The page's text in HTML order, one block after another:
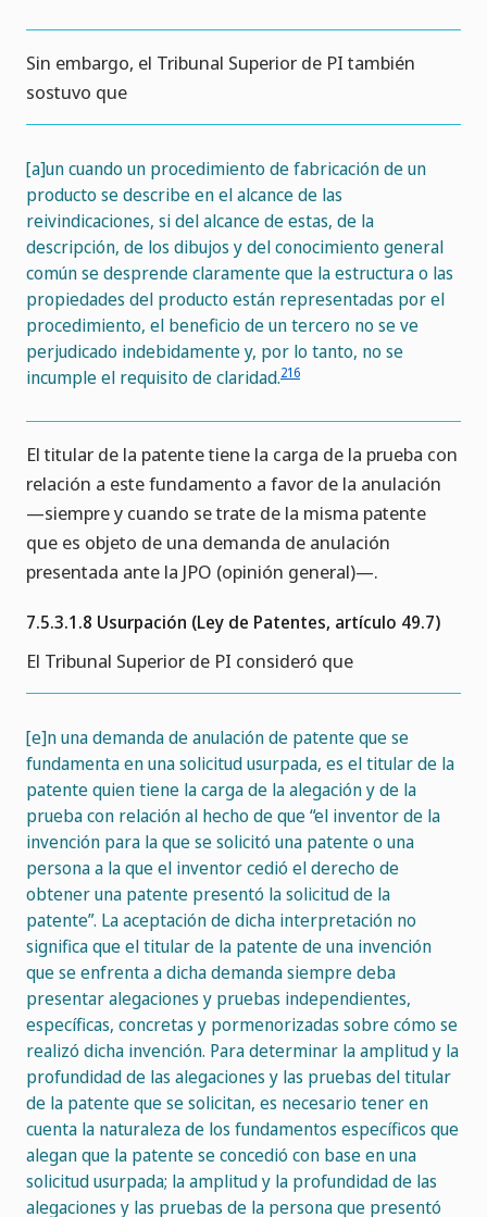
Sin embargo, el Tribunal Superior de PI también
sostuvo que
[a]un cuando un procedimiento de fabricación de un
producto se describe en el alcance de las
reivindicaciones, si del alcance de estas, de la
descripción, de los dibujos y del conocimiento general
común se desprende claramente que la estructura o las
propiedades del producto están representadas por el
procedimiento, el beneficio de un tercero no se ve
perjudicado indebidamente y, por lo tanto, no se
incumple el requisito de claridad.216
El titular de la patente tiene la carga de la prueba con
relación a este fundamento a favor de la anulación
—siempre y cuando se trate de la misma patente
que es objeto de una demanda de anulación
presentada ante la JPO (opinión general)—.
7.5.3.1.8 Usurpación (Ley de Patentes, artículo 49.7)
El Tribunal Superior de PI consideró que
[e]n una demanda de anulación de patente que se
fundamenta en una solicitud usurpada, es el titular de la
patente quien tiene la carga de la alegación y de la
prueba con relación al hecho de que “el inventor de la
invención para la que se solicitó una patente o una
persona a la que el inventor cedió el derecho de
obtener una patente presentó la solicitud de la
patente”. La aceptación de dicha interpretación no
significa que el titular de la patente de una invención
que se enfrenta a dicha demanda siempre deba
presentar alegaciones y pruebas independientes,
específicas, concretas y pormenorizadas sobre cómo se
realizó dicha invención. Para determinar la amplitud y la
profundidad de las alegaciones y las pruebas del titular
de la patente que se solicitan, es necesario tener en
cuenta la naturaleza de los fundamentos específicos que
alegan que la patente se concedió con base en una
solicitud usurpada; la amplitud y la profundidad de las
alegaciones y las pruebas de la persona que presentó